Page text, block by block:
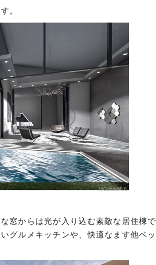
。
窓からは光が入り込む素敵な居住棟で
グルメキッチンや、快適なます他ベッ